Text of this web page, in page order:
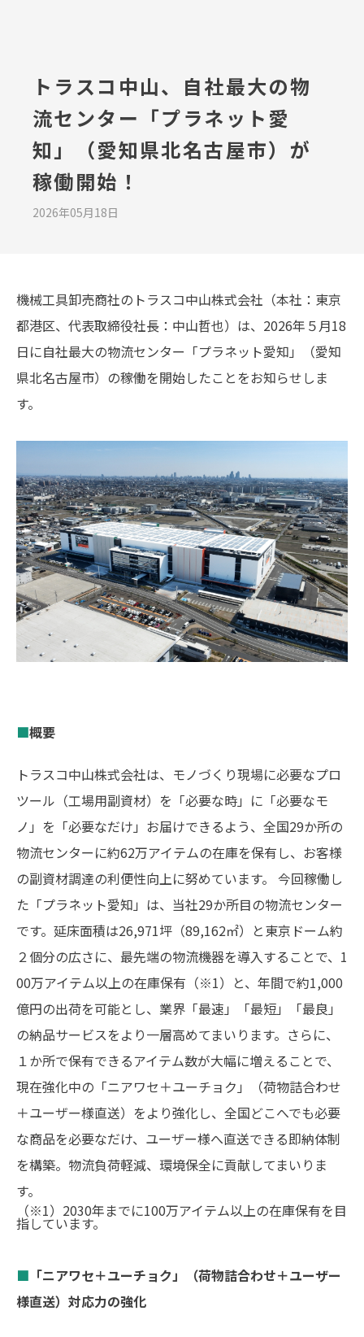
会社案内
事業内容
プレスルーム
お問い合わせ
Jp En
トラスコ中山、自社最大の物
流センター「プラネット愛
知」（愛知県北名古屋市）が
稼働開始！
2026年05月18日
機械工具卸売商社のトラスコ中山株式会社（本社：東京
都港区、代表取締役社長：中山哲也）は、2026年５月18
日に自社最大の物流センター「プラネット愛知」（愛知
県北名古屋市）の稼働を開始したことをお知らせしま
す。
■概要
トラスコ中山株式会社は、モノづくり現場に必要なプロ
ツール（工場用副資材）を「必要な時」に「必要なモ
ノ」を「必要なだけ」お届けできるよう、全国29か所の
物流センターに約62万アイテムの在庫を保有し、お客様
の副資材調達の利便性向上に努めています。 今回稼働し
た「プラネット愛知」は、当社29か所目の物流センター
です。延床面積は26,971坪（89,162㎡）と東京ドーム約
２個分の広さに、最先端の物流機器を導入することで、1
00万アイテム以上の在庫保有（※1）と、年間で約1,000
億円の出荷を可能とし、業界「最速」「最短」「最良」
の納品サービスをより一層高めてまいります。さらに、
１か所で保有できるアイテム数が大幅に増えることで、
現在強化中の「ニアワセ＋ユーチョク」（荷物詰合わせ
＋ユーザー様直送）をより強化し、全国どこへでも必要
な商品を必要なだけ、ユーザー様へ直送できる即納体制
を構築。物流負荷軽減、環境保全に貢献してまいりま
す。
（※1）2030年までに100万アイテム以上の在庫保有を目
指しています。
■ 「ニアワセ＋ユーチョク」（荷物詰合わせ＋ユーザー
様直送）対応力の強化